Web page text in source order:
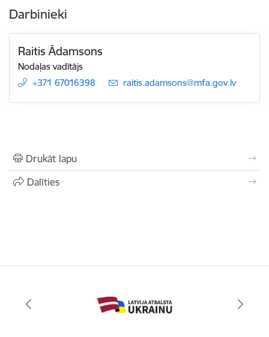
Darbinieki
Raitis Ādamsons
Nodaļas vadītājs
+371 67016398
E-pasts:
raitis.adamsons@mfa.gov.lv
Drukāt lapu
Dalīties